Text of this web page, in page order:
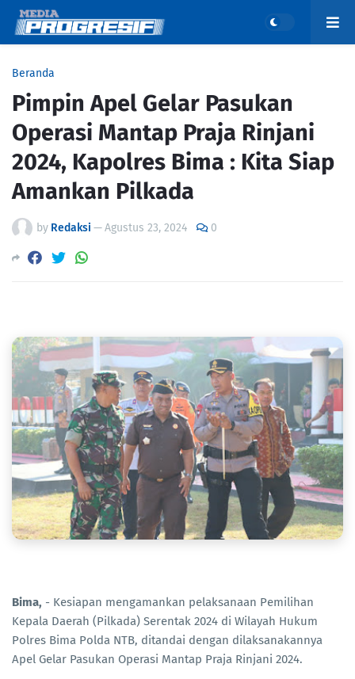
Beranda
Pimpin Apel Gelar Pasukan
Operasi Mantap Praja Rinjani
2024, Kapolres Bima : Kita Siap
Amankan Pilkada
by Redaksi —Agustus 23, 2024 0
Bima, - Kesiapan mengamankan pelaksanaan Pemilihan
Kepala Daerah (Pilkada) Serentak 2024 di Wilayah Hukum
Polres Bima Polda NTB, ditandai dengan dilaksanakannya
Apel Gelar Pasukan Operasi Mantap Praja Rinjani 2024.